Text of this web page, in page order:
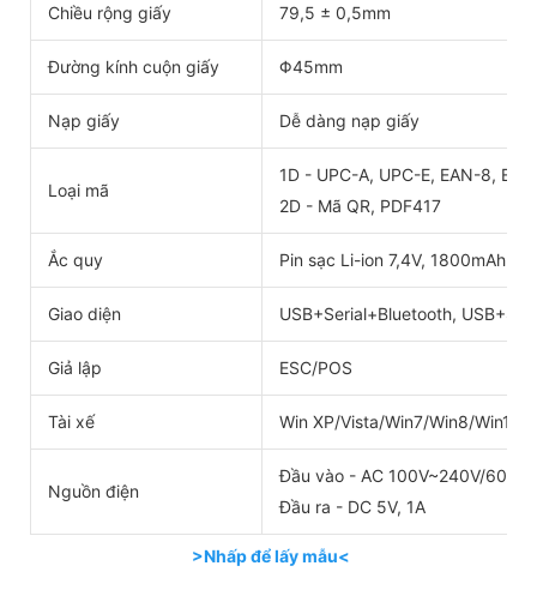
Chiều rộng giấy 79,5 ± 0,5mm
Đường kính cuộn giấy Φ45mm
Nạp giấy Dễ dàng nạp giấy
Loại mã
1D - UPC-A, UPC-E, EAN-8,
2D - Mã QR, PDF417
Ắc quy Pin sạc Li-ion 7,4V, 1800mAh
Giao diện USB+Serial+Bluetooth,
Giả lập ESC/POS
Tài xế Win XP/Vista/Win7/Win8/Win10/
Nguồn điện
Đầu vào - AC 100V~240V/60HZ
Đầu ra - DC 5V, 1A
>Nhấp để lấy mẫu<